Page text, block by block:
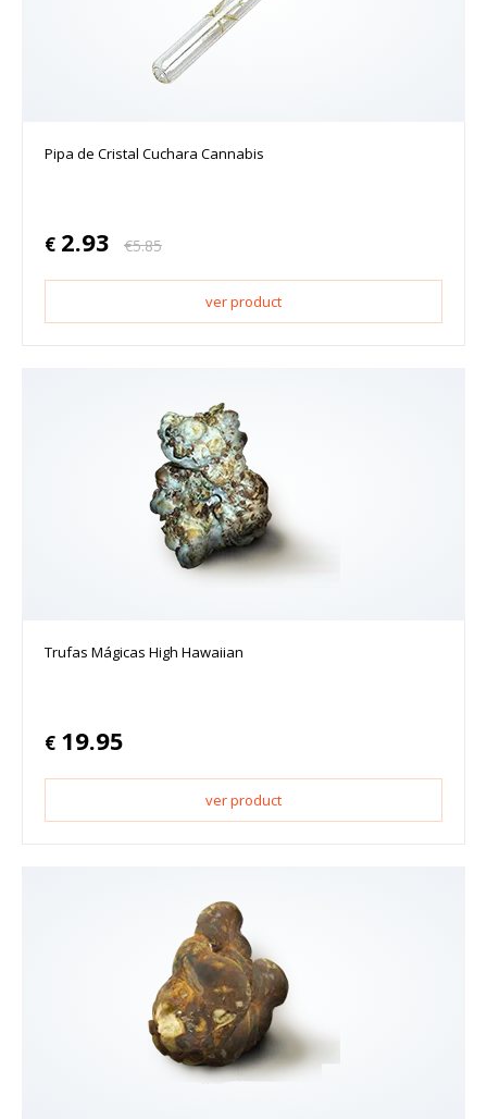
Pipa de Cristal Cuchara Cannabis
€ 2.93 €5.85
ver product
Trufas Mágicas High Hawaiian
€ 19.95
ver product